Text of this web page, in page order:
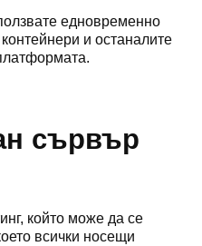
едновременно
и останалите
сървър
който може да се
всички носещи